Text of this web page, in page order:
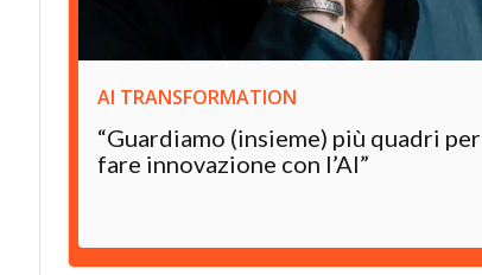
AI TRANSFORMATION
“Guardiamo (insieme) più quadri per
fare innovazione con l’AI”